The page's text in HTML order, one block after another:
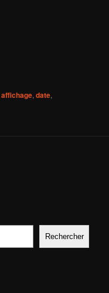
affichage,date,
Rechercher